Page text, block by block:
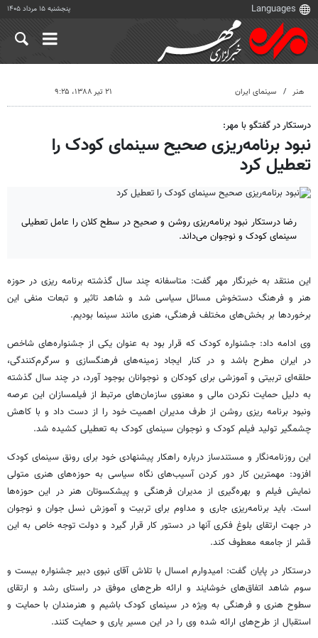
پنجشنبه ۱۵ مرداد ۱۴۰۵
هنر سینمای ایران ۲۱ تیر ۱۳۸۸، ۹:۲۵
درستکار در گفتگو با مهر:
نبود برنامه‌ریزی صحیح سینمای کودک را
تعطیل کرد
رضا درستکار نبود برنامه‌ریزی روشن و صحیح در سطح کلان را عامل تعطیلی
سینمای کودک و نوجوان می‌داند.
این منتقد به خبرنگار مهر گفت: متاسفانه چند سال گذشته برنامه ریزی‌ در حوزه
هنر و فرهنگ دستخوش مسائل سیاسی شد و شاهد تاثیر و تبعات منفی این
برخوردها بر بخش‌های مختلف فرهنگی، هنری مانند سینما بودیم.
وی ادامه داد: جشنواره کودک که قرار بود به عنوان یکی از جشنواره‌های شاخص
در ایران مطرح باشد و در کنار ایجاد زمینه‌های فرهنگسازی و سرگرم‌کنندگی‌،
حلقه‌ای تربیتی و آموزشی برای کودکان و نوجوانان بوجود آورد، در چند سال گذشته
به دلیل حمایت نکردن مالی و معنوی سازمان‌های مرتبط از فیلمسازان این عرصه
ونبود برنامه ریزی روشن از طرف مدیران اهمیت خود را از دست داد و با کاهش
چشمگیر تولید فیلم کودک و نوجوان سینمای کودک به تعطیلی کشیده شد.
این روزنامه‌نگار و مستندساز درباره راهکار پیشنهادی خود برای رونق سینمای کودک
افزود: مهمترین کار دور کردن آسیب‌های نگاه سیاسی به حوزه‌های هنری متولی
نمایش فیلم و بهره‌گیری از مدیران فرهنگی و پیشکسوتان هنر در این حوزه‌ها
است. باید برنامه‌ریزی جاری و مداوم برای تربیت و آموزش نسل جوان و نوجوان
در جهت ارتقای بلوغ فکری آنها در دستور کار قرار گیرد و دولت توجه خاص به این
قشر از جامعه معطوف کند.
درستکار در پایان گفت: امیدوارم امسال با تلاش‌ آقای نبوی دبیر جشنواره بیست و
سوم شاهد اتفاق‌های خوشایند و ارائه طرح‌های موفق در راستای رشد و ارتقای
سطوح هنری و فرهنگی به ویژه در سینمای کودک باشیم و هنرمندان با حمایت و
استقبال از طرح‌های ارائه شده وی را در این مسیر یاری و حمایت کنند.